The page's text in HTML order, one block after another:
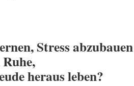
Stress
heraus leben?